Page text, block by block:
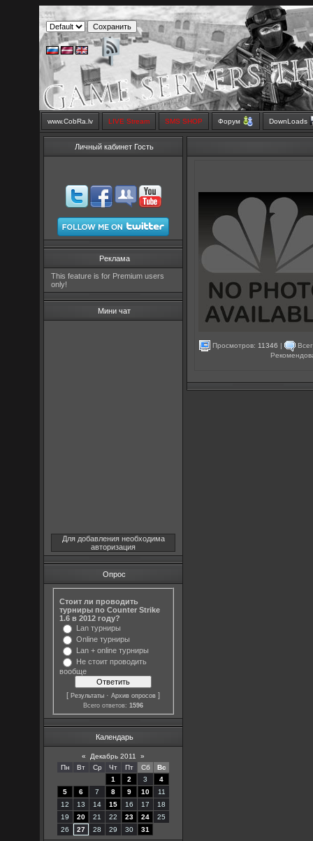
www.CobRa.lv LIVE Stream SMS SHOP Форум DownLoads
Личный кабинет Гость
Реклама
This feature is for Premium users
only!
Мини чат
Для добавления необходима
авторизация
Опрос
Стоит ли проводить
турниры по Counter Strike
1.6 в 2012 году?
Lan турниры
Online турниры
Lan + online турниры
Не стоит проводить
вообще
[Результаты ·Архив опросов ]
Всего ответов:1596
Календарь
« Декабрь 2011
»
Пн
Вт Ср Чт Пт Сб
Вс
1
2 3
4
5
6 7 8 9 10
11
12
13 14 15 16 17
18
19
20 21 22 23 24
25
26
27 28 29 30 31
Просмотров: 11346 |